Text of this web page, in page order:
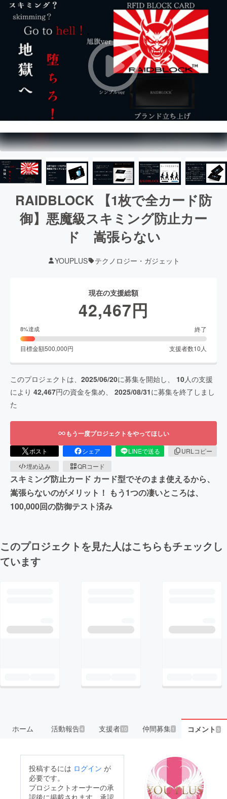
RAIDBLOCK 【1枚で全カード防
御】悪魔級スキミング防止カー
ド 嵩張らない
YOUPLUS テクノロジー・ガジェット
現在の支援総額
42,467円
8%達成 終了
目標金額500,000円 支援者数10 人
このプロジェクトは、 2025/06/20に募集を開始し、 10人の支援
により 42,467円の資金を集め、 2025/08/31に募集を終了しまし
た
もう一度プロジェクトをやってほしい
ポスト シェア LINEで送る
URLコピー
埋め込み
QRコード
スキミング防止カード カード型でそのまま使えるから、
嵩張らないのがメリット！ もう1つの凄いところは、
100,000回の防御テスト済み
このプロジェクトを見た人はこちらもチェックし
ています
ホーム 活動報告4 支援者 10 仲間募集 1 コメント3
投稿するには ログイン が
必要です。
プロジェクトオーナーの承